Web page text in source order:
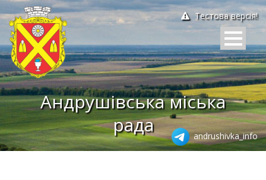
Тестова версія!
Андрушівська міська
рада
andrushivka_info